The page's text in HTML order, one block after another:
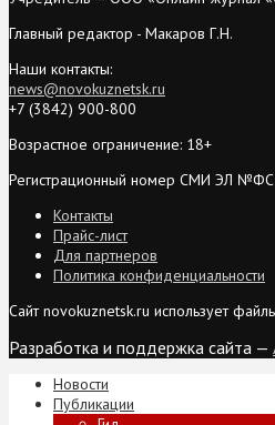
Главный редактор - Макаров Г.Н.
Наши контакты:
news@novokuznetsk.ru
+7 (3842) 900-800
Возрастное ограничение: 18+
Регистрационный номер СМИ ЭЛ №ФС
Контакты
Прайс-лист
Для партнеров
Политика конфиденциальности
Сайт novokuznetsk.ru использует
Разработка и поддержка сайта —
Новости
Публикации